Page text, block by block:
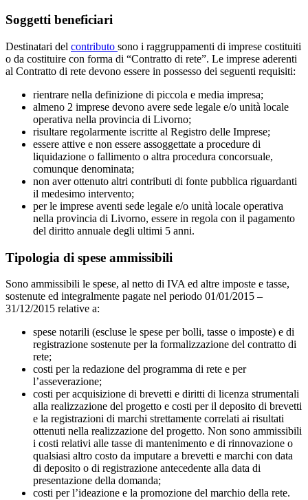
Soggetti beneficiari
Destinatari del contributo sono i raggruppamenti di imprese costituiti
o da costituire con forma di “Contratto di rete”. Le imprese aderenti
al Contratto di rete devono essere in possesso dei seguenti requisiti:
rientrare nella definizione di piccola e media impresa;
almeno 2 imprese devono avere sede legale e/o unità locale
operativa nella provincia di Livorno;
risultare regolarmente iscritte al Registro delle Imprese;
essere attive e non essere assoggettate a procedure di
liquidazione o fallimento o altra procedura concorsuale,
comunque denominata;
non aver ottenuto altri contributi di fonte pubblica riguardanti
il medesimo intervento;
per le imprese aventi sede legale e/o unità locale operativa
nella provincia di Livorno, essere in regola con il pagamento
del diritto annuale degli ultimi 5 anni.
Tipologia di spese ammissibili
Sono ammissibili le spese, al netto di IVA ed altre imposte e tasse,
sostenute ed integralmente pagate nel periodo 01/01/2015 –
31/12/2015 relative a:
spese notarili (escluse le spese per bolli, tasse o imposte) e di
registrazione sostenute per la formalizzazione del contratto di
rete;
costi per la redazione del programma di rete e per
l’asseverazione;
costi per acquisizione di brevetti e diritti di licenza strumentali
alla realizzazione del progetto e costi per il deposito di brevetti
e la registrazioni di marchi strettamente correlati ai risultati
ottenuti nella realizzazione del progetto. Non sono ammissibili
i costi relativi alle tasse di mantenimento e di rinnovazione o
qualsiasi altro costo da imputare a brevetti e marchi con data
di deposito o di registrazione antecedente alla data di
presentazione della domanda;
costi per l’ideazione e la promozione del marchio della rete.